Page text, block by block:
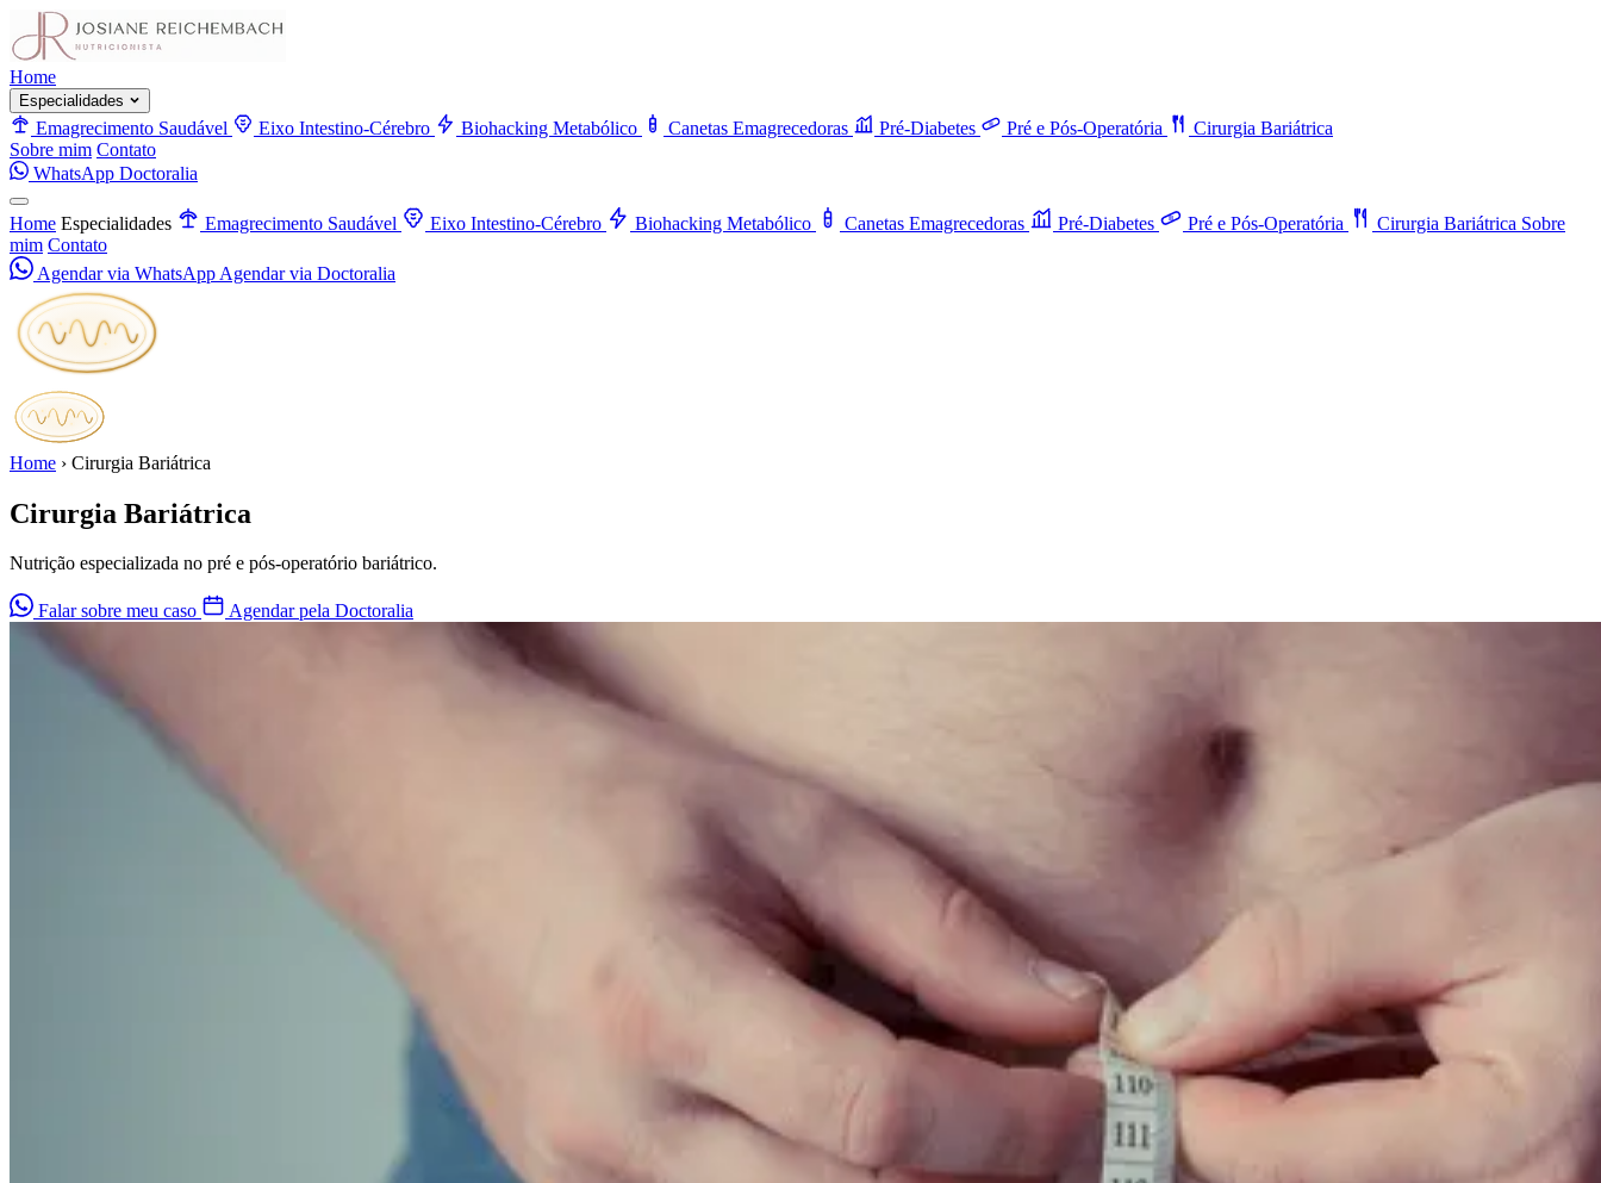
Home
Especialidades
Emagrecimento Saudável Eixo Intestino-Cérebro Biohacking Metabólico Canetas Emagrecedoras Pré-Diabetes Pré e Pós-Operatória
Cirurgia Bariátrica
Sobre mim Contato
WhatsApp Doctoralia
Home Especialidades Emagrecimento Saudável Eixo Intestino-Cérebro Biohacking Metabólico Canetas Emagrecedoras Pré-Diabetes Pré e Pós-Operatória Cirurgia Bariátrica Sobre
mim Contato
Agendar via WhatsApp Agendar via Doctoralia
Home › Cirurgia Bariátrica
Cirurgia Bariátrica
Nutrição especializada no pré e pós-operatório bariátrico.
Falar sobre meu caso Agendar pela Doctoralia